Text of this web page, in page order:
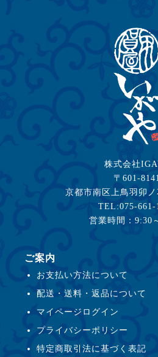
株式会社
〒601-8141
京都市南区上鳥羽卯
TEL:075-661-
営業時間：9:30
ご案内
お支払い方法について
配送・送料・返品について
マイページログイン
プライバシーポリシー
特定商取引法に基づく表記